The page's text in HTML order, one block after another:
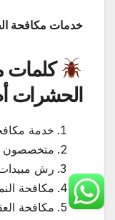
خدمات مكافحة
كلمات
الحشرات
خدمة
متخصصون
رش مبيدات
مكافحة
مكافحة